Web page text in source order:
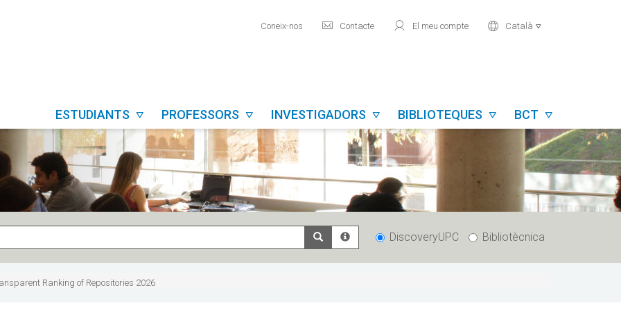
Coneix-nos mail Contacte user El meu compte world Català 
ESTUDIANTS  PROFESSORS  INVESTIGADORS  BIBLIOTEQUES  BCT 
DiscoveryUPC Bibliotècnica
Ranking of Repositories 2026